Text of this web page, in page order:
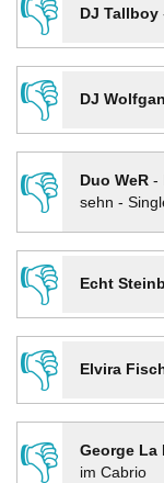
👎
DJ Tallboy
👎
DJ
👎
Duo WeR-
sehn -
👎
Echt
👎
Elvira
👎
George La
im Cabrio